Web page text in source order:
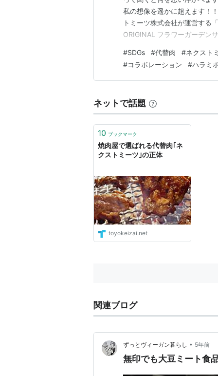
私の想像を遥かに超えます！
トミーツ株式会社が運営する
ORIGINAL フラワーガーデン
るい未来のために代替肉で気
肉…
#SDGs #代替肉 #ネクスト
#コラボレーション #ハラミ
ネットで話題
10 ブックマーク
焼肉屋で選ばれる代替肉｢ネ
クストミーツ｣の正体
toyokeizai.net
関連ブログ
ずっとヴィーガン暮らし • 5年前
無印でも大豆ミート食